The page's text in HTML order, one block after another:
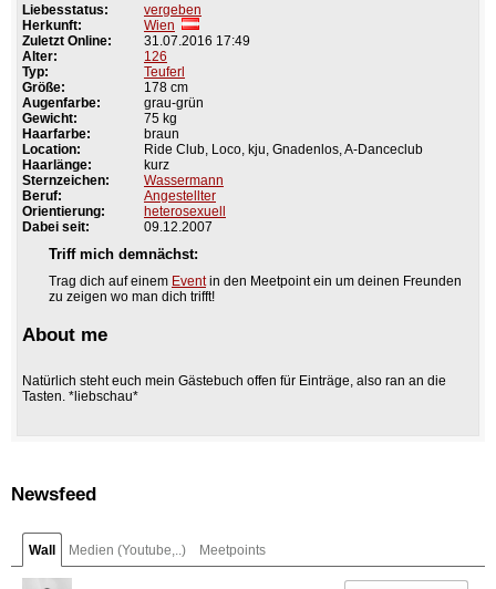
Liebesstatus:
vergeben
Herkunft:
Wien
Zuletzt Online:
31.07.2016 17:49
Alter:
126
Typ:
Teuferl
Größe:
178 cm
Augenfarbe:
grau-grün
Gewicht:
75 kg
Haarfarbe:
braun
Location:
Ride Club, Loco, kju, Gnadenlos, A-Danceclub
Haarlänge:
kurz
Sternzeichen:
Wassermann
Beruf:
Angestellter
Orientierung:
heterosexuell
Dabei seit:
09.12.2007
Triff mich demnächst:
Trag dich auf einem Eventin den Meetpoint ein um deinen Freunden
zu zeigen wo man dich trifft!
About me
Natürlich steht euch mein Gästebuch offen für Einträge, also ran an die
Tasten. *liebschau*
Newsfeed
Wall Medien (Youtube,..) Meetpoints